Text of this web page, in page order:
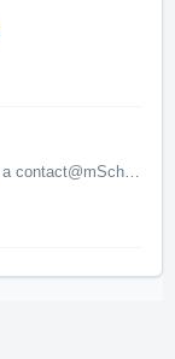
SI no et pots registrar, envia'ns un correu a contact@mSchools.com